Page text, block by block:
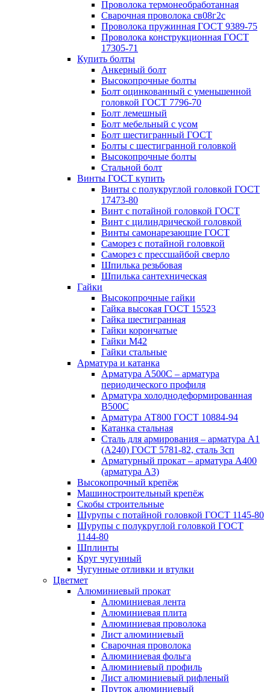
Проволока термонеобработанная
Сварочная проволока св08г2с
Проволока пружинная ГОСТ 9389-75
Проволока конструкционная ГОСТ
17305-71
Купить болты
Анкерный болт
Высокопрочные болты
Болт оцинкованный с уменьшенной
головкой ГОСТ 7796-70
Болт лемешный
Болт мебельный с усом
Болт шестигранный ГОСТ
Болты с шестигранной головкой
Высокопрочные болты
Стальной болт
Винты ГОСТ купить
Винты с полукруглой головкой ГОСТ
17473-80
Винт с потайной головкой ГОСТ
Винт с цилиндрической головкой
Винты самонарезающие ГОСТ
Саморез с потайной головкой
Саморез с прессшайбой сверло
Шпилька резьбовая
Шпилька сантехническая
Гайки
Высокопрочные гайки
Гайка высокая ГОСТ 15523
Гайка шестигранная
Гайки корончатые
Гайки М42
Гайки стальные
Арматура и катанка
Арматура А500С – арматура
периодического профиля
Арматура холоднодеформированная
В500С
Арматура АТ800 ГОСТ 10884-94
Катанка стальная
Сталь для армирования – арматура А1
(А240) ГОСТ 5781-82, сталь 3сп
Арматурный прокат – арматура А400
(арматура А3)
Высокопрочный крепёж
Машиностроительный крепёж
Скобы строительные
Шурупы с потайной головкой ГОСТ 1145-80
Шурупы с полукруглой головкой ГОСТ
1144-80
Шплинты
Круг чугунный
Чугунные отливки и втулки
Цветмет
Алюминиевый прокат
Алюминиевая лента
Алюминиевая плита
Алюминиевая проволока
Лист алюминиевый
Сварочная проволока
Алюминиевая фольга
Алюминиевый профиль
Лист алюминиевый рифленый
Пруток алюминиевый